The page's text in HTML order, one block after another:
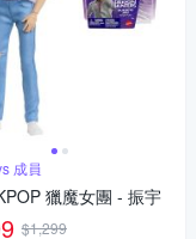
成員
獵魔女團 - 振宇
$1,299